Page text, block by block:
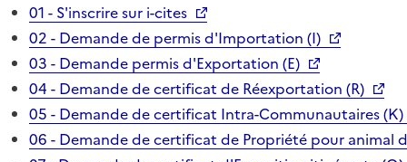
01 - S'inscrire sur i-cites
02 - Demande de permis d'Importation (I)
03 - Demande permis d'Exportation (E)
04 - Demande de certificat de Réexportation (R)
05 - Demande de certificat Intra-Communautaires (K)
06 - Demande de certificat de Propriété pour animal